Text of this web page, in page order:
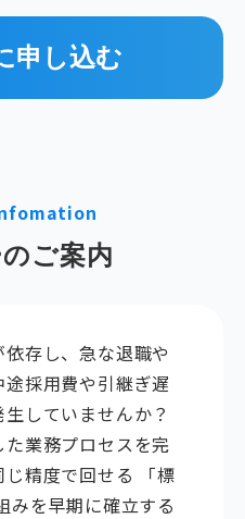
申し込む
ご案内
存し、急な退職や
採用費や引継ぎ遅
していませんか？
業務プロセスを完
精度で回せる 「標
みを早期に確立する